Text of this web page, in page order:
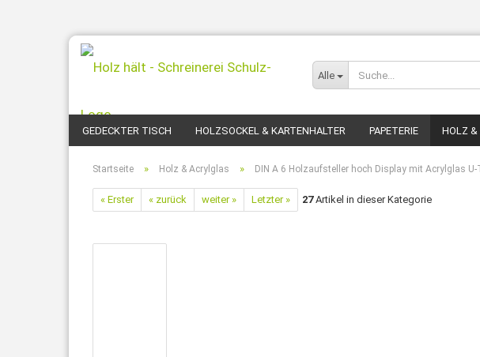
Alle
GEDECKTER TISCH HOLZSOCKEL & KARTENHALTER PAPETERIE HOLZ &
Startseite » Holz & Acrylglas » DIN A 6 Holzaufsteller hoch Display mit Acrylglas U-
« Erster « zurück weiter » Letzter » 27Artikel in dieser Kategorie